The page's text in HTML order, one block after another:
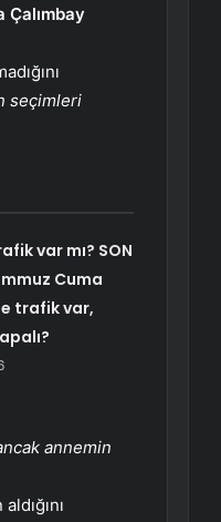
seçimleri
var mı? SON
Cuma
trafik var,
annemin